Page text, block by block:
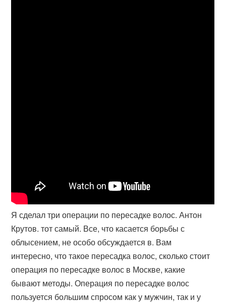
Я сделал три операции по пересадке волос. Антон
Крутов. тот самый. Все, что касается борьбы с
облысением, не особо обсуждается в. Вам
интересно, что такое пересадка волос, сколько стоит
операция по пересадке волос в Москве, какие
бывают методы. Операция по пересадке волос
пользуется большим спросом как у мужчин, так и у